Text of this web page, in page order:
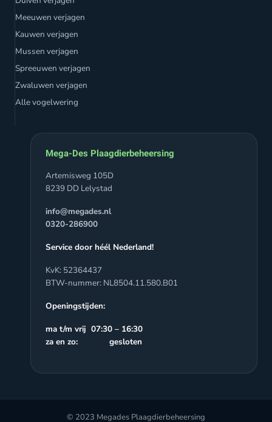
Meeuwen verjagen
Kauwen verjagen
Mussen verjagen
Spreeuwen verjagen
Zwaluwen verjagen
Alle vogelwering
Mega-Des Plaagdierbeheersing
Artemisweg 105D
8239 DD Lelystad
info@megades.nl
0320-286900
Service door héél Nederland!
KvK: 52364437
BTW-nummer: NL8504.11.580.B01
Openingstijden:
ma t/m vrij 07:30 – 16:30
za en zo: gesloten
© 2023 Megades Plaagdierbeheersing